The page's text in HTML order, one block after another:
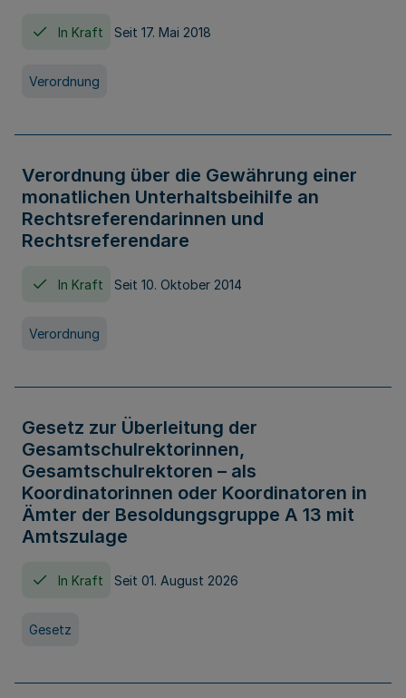
In Kraft Seit 17. Mai 2018
Verordnung
Verordnung über die Gewährung einer
monatlichen Unterhaltsbeihilfe an
Rechtsreferendarinnen und
Rechtsreferendare
In Kraft Seit 10. Oktober 2014
Verordnung
Gesetz zur Überleitung der
Gesamtschulrektorinnen,
Gesamtschulrektoren – als
Koordinatorinnen oder Koordinatoren in
Ämter der Besoldungsgruppe A 13 mit
Amtszulage
In Kraft Seit 01. August 2026
Gesetz